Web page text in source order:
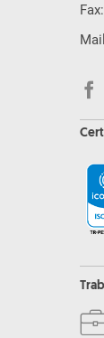
Fax: